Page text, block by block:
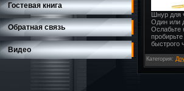
Гостевая книга
Обратная связь
Видео
Шнур для
Один или
Ослабьте
быстрого
Категория: